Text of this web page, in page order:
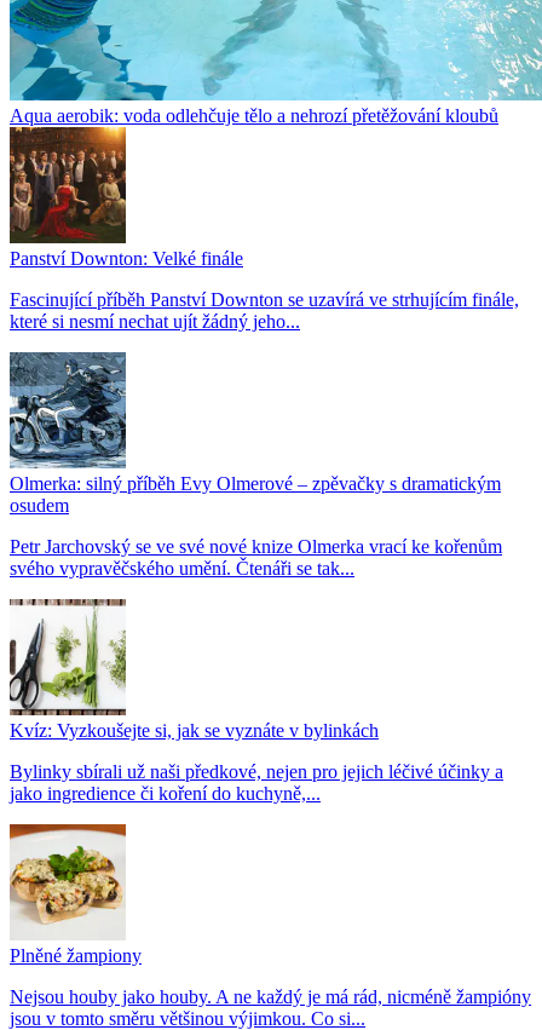
Aqua aerobik: voda odlehčuje tělo a nehrozí přetěžování kloubů
Panství Downton: Velké finále
Fascinující příběh Panství Downton se uzavírá ve strhujícím finále,
které si nesmí nechat ujít žádný jeho...
Olmerka: silný příběh Evy Olmerové – zpěvačky s dramatickým
osudem
Petr Jarchovský se ve své nové knize Olmerka vrací ke kořenům
svého vypravěčského umění. Čtenáři se tak...
Kvíz: Vyzkoušejte si, jak se vyznáte v bylinkách
Bylinky sbírali už naši předkové, nejen pro jejich léčivé účinky a
jako ingredience či koření do kuchyně,...
Plněné žampiony
Nejsou houby jako houby. A ne každý je má rád, nicméně žampióny
jsou v tomto směru většinou výjimkou. Co si...